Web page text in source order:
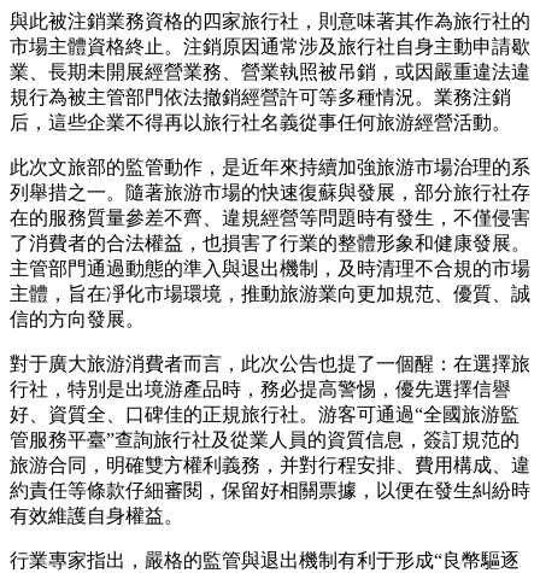
與此被注銷業務資格的四家旅行社，則意味著其作為旅行社的
市場主體資格終止。注銷原因通常涉及旅行社自身主動申請歇
業、長期未開展經營業務、營業執照被吊銷，或因嚴重違法違
規行為被主管部門依法撤銷經營許可等多種情況。業務注銷
后，這些企業不得再以旅行社名義從事任何旅游經營活動。
此次文旅部的監管動作，是近年來持續加強旅游市場治理的系
列舉措之一。隨著旅游市場的快速復蘇與發展，部分旅行社存
在的服務質量參差不齊、違規經營等問題時有發生，不僅侵害
了消費者的合法權益，也損害了行業的整體形象和健康發展。
主管部門通過動態的準入與退出機制，及時清理不合規的市場
主體，旨在凈化市場環境，推動旅游業向更加規范、優質、誠
信的方向發展。
對于廣大旅游消費者而言，此次公告也提了一個醒：在選擇旅
行社，特別是出境游產品時，務必提高警惕，優先選擇信譽
好、資質全、口碑佳的正規旅行社。游客可通過“全國旅游監
管服務平臺”查詢旅行社及從業人員的資質信息，簽訂規范的
旅游合同，明確雙方權利義務，并對行程安排、費用構成、違
約責任等條款仔細審閱，保留好相關票據，以便在發生糾紛時
有效維護自身權益。
行業專家指出，嚴格的監管與退出機制有利于形成“良幣驅逐